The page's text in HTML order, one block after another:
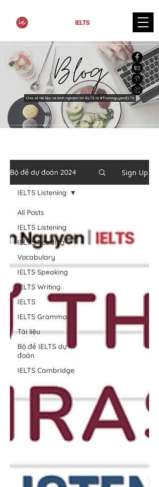
Bộ đề dự đoán 2024 Sign Up
All Posts
IELTS Listening
IELTS Reading
Vocabulary
IELTS Speaking
IELTS Writing
IELTS
IELTS Grammar
Tài liệu
Bộ đề IELTS dự
đoán
IELTS Cambridge
IELTS Listening